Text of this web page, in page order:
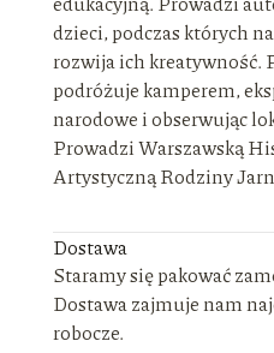
dzieci, podczas których
rozwija ich kreatywność.
podróżuje kamperem,
narodowe i obserwując
Prowadzi Warszawską
Artystyczną Rodziny
Dostawa
Staramy się pakować
Dostawa zajmuje nam
robocze.